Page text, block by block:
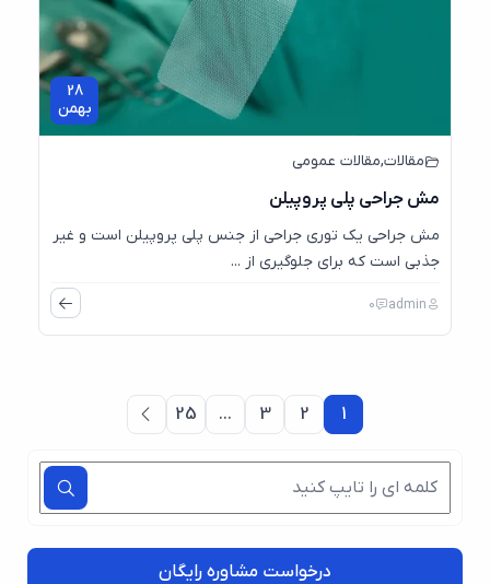
28
بهمن
مقالات,مقالات عمومی
مش جراحی پلی پروپیلن
مش جراحی یک توری جراحی از جنس پلی پروپیلن است و غیر
جذبی است که برای جلوگیری از ...
admin
0
1
2
3
…
25
درخواست مشاوره رایگان